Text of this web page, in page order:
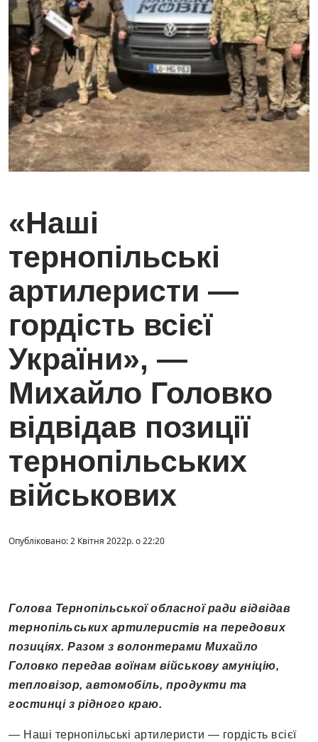
«Наші
тернопільські
артилеристи —
гордість всієї
України», —
Михайло Головко
відвідав позиції
тернопільських
військових
Опубліковано: 2 Квітня 2022р. о 22:20
Голова Тернопільської обласної ради відвідав
тернопільських артилеристів на передових
позиціях. Разом з волонтерами Михайло
Головко передав воїнам військову амуніцію,
тепловізор, автомобіль, продукти та
гостинці з рідного краю.
— Наші тернопільські артилеристи — гордість всієї